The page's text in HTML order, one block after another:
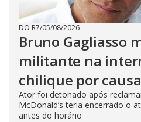
DO R7/05/08/2026
Bruno Gagliasso
militante na
chilique por
Ator foi detonado após
McDonald’s teria encerrado o
antes do horário